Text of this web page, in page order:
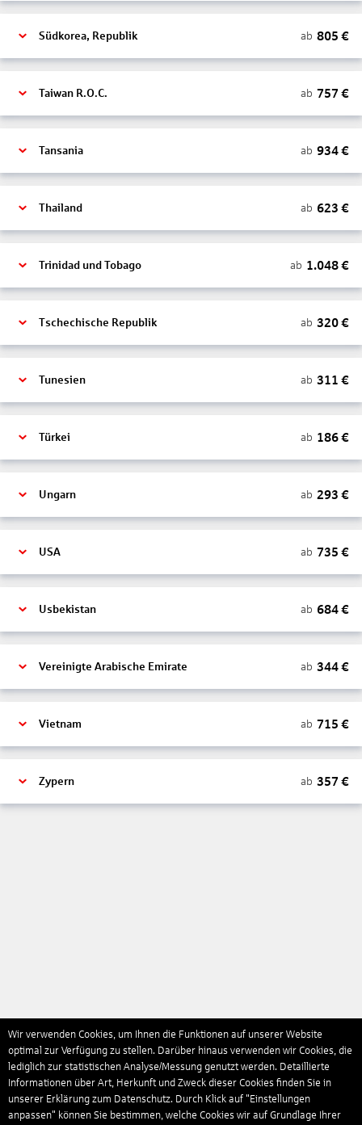
Südkorea, Republik ab 805 €
Taiwan R.O.C. ab 757 €
Tansania ab 934€
Thailand ab 623 €
Trinidad und Tobago ab 1.048€
Tschechische Republik ab 320€
Tunesien ab 311 €
Türkei ab 186€
Ungarn ab 293 €
USA ab 735 €
Usbekistan ab 684€
Vereinigte Arabische Emirate ab 344€
Vietnam ab 715 €
Zypern ab 357 €
Wir verwenden Cookies, um Ihnen die Funktionen auf unserer Website
optimal zur Verfügung zu stellen. Darüber hinaus verwenden wir Cookies, die
lediglich zur statistischen Analyse/Messung genutzt werden. Detaillierte
Informationen über Art, Herkunft und Zweck dieser Cookies finden Sie in
unserer Erklärung zum Datenschutz. Durch Klick auf "Einstellungen
anpassen" können Sie bestimmen, welche Cookies wir auf Grundlage Ihrer